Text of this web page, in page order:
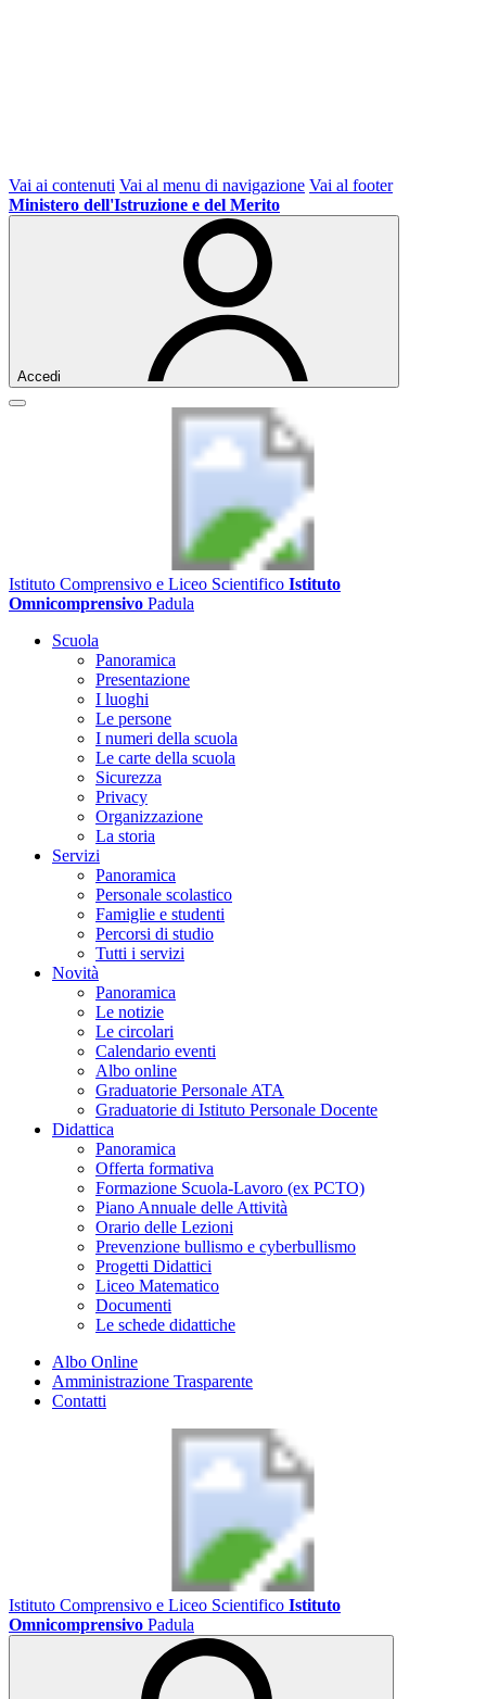
Vai ai contenuti Vai al menu di navigazione Vai al footer
Ministero dell'Istruzione e del Merito
Accedi
Istituto Comprensivo e Liceo Scientifico Istituto
Omnicomprensivo Padula
Scuola
Panoramica
Presentazione
I luoghi
Le persone
I numeri della scuola
Le carte della scuola
Sicurezza
Privacy
Organizzazione
La storia
Servizi
Panoramica
Personale scolastico
Famiglie e studenti
Percorsi di studio
Tutti i servizi
Novità
Panoramica
Le notizie
Le circolari
Calendario eventi
Albo online
Graduatorie Personale ATA
Graduatorie di Istituto Personale Docente
Didattica
Panoramica
Offerta formativa
Formazione Scuola-Lavoro (ex PCTO)
Piano Annuale delle Attività
Orario delle Lezioni
Prevenzione bullismo e cyberbullismo
Progetti Didattici
Liceo Matematico
Documenti
Le schede didattiche
Albo Online
Amministrazione Trasparente
Contatti
Istituto Comprensivo e Liceo Scientifico Istituto
Omnicomprensivo Padula